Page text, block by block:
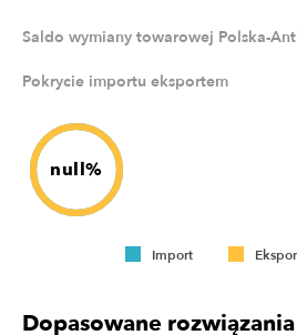
Saldo wymiany towarowej Polska-
Pokrycie importu eksportem
null%
Import
Dopasowane rozwiązania